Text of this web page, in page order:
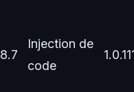
8.7
Injection de
code